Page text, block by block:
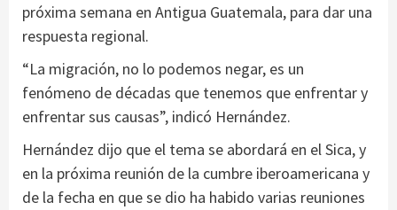
próxima semana en Antigua Guatemala, para dar una
respuesta regional.
“La migración, no lo podemos negar, es un
fenómeno de décadas que tenemos que enfrentar y
enfrentar sus causas”, indicó Hernández.
Hernández dijo que el tema se abordará en el Sica, y
en la próxima reunión de la cumbre iberoamericana y
de la fecha en que se dio ha habido varias reuniones